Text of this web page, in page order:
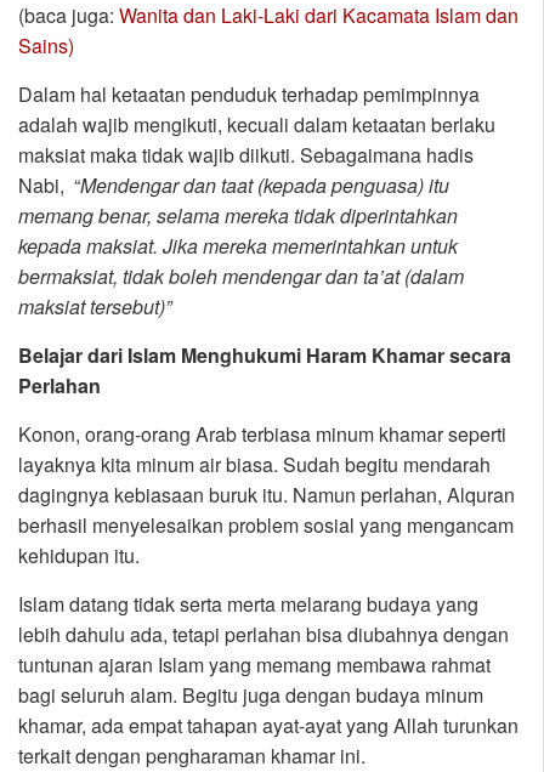
(baca juga: Wanita dan Laki-Laki dari Kacamata Islam dan
Sains)
Dalam hal ketaatan penduduk terhadap pemimpinnya
adalah wajib mengikuti, kecuali dalam ketaatan berlaku
maksiat maka tidak wajib diikuti. Sebagaimana hadis
Nabi, “Mendengar dan taat (kepada penguasa) itu
memang benar, selama mereka tidak diperintahkan
kepada maksiat. Jika mereka memerintahkan untuk
bermaksiat, tidak boleh mendengar dan ta’at (dalam
maksiat tersebut)”
Belajar dari Islam Menghukumi Haram Khamar secara
Perlahan
Konon, orang-orang Arab terbiasa minum khamar seperti
layaknya kita minum air biasa. Sudah begitu mendarah
dagingnya kebiasaan buruk itu. Namun perlahan, Alquran
berhasil menyelesaikan problem sosial yang mengancam
kehidupan itu.
Islam datang tidak serta merta melarang budaya yang
lebih dahulu ada, tetapi perlahan bisa diubahnya dengan
tuntunan ajaran Islam yang memang membawa rahmat
bagi seluruh alam. Begitu juga dengan budaya minum
khamar, ada empat tahapan ayat-ayat yang Allah turunkan
terkait dengan pengharaman khamar ini.